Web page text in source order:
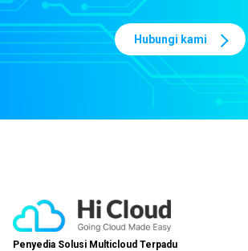
Hubungi kami
Penyedia Solusi Multicloud Terpadu